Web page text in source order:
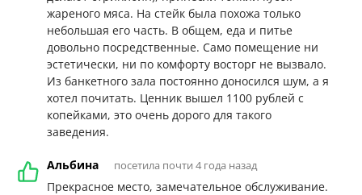
жареного мяса. На стейк была похожа только
небольшая его часть. В общем, еда и питье
довольно посредственные. Само помещение ни
эстетически, ни по комфорту восторг не вызвало.
Из банкетного зала постоянно доносился шум, а я
хотел почитать. Ценник вышел 1100 рублей с
копейками, это очень дорого для такого
заведения.
Альбина посетила почти 4 года назад
Прекрасное место, замечательное обслуживание.